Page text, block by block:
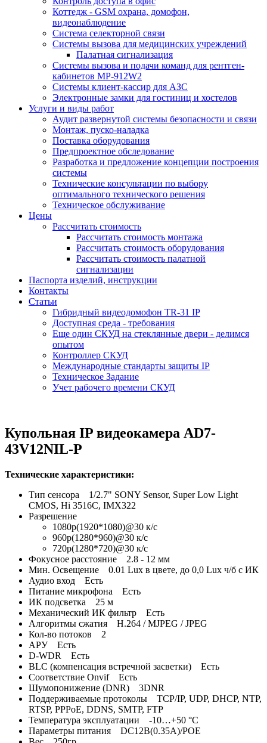
Коттедж - GSM охрана, домофон,
видеонаблюдение
Система селекторной связи
Системы вызова для медицинских учреждений
Палатная сигнализация
Системы вызова и подачи команд для рентген-
кабинетов MP-912W2
Системы клиент-кассир для АЗС
Электронные замки для гостиниц и хостелов
Услуги и виды работ
Аудит развернутой системы безопасности и связи
Монтаж, пуско-наладка
Поставка оборудования
Предпроектное обследование
Разработка и предложение концепции построения
системы
Технические консультации по выбору
оптимального технического решения
Техническое обслуживание
Цены
Рассчитать стоимость
Рассчитать стоимость монтажа
Рассчитать стоимость оборудования
Рассчитать стоимость палатной
сигнализации
Паспорта изделий, инструкции
Контакты
Статьи
Гибридный видеодомофон TR-31 IP
Доступная среда - требования
Еще один СКУД на стеклянные двери - делимся
опытом
Контроллер СКУД
Международные стандарты защиты IP
Техническое Задание
Учет рабочего времени СКУД
Купольная IP видеокамера AD7-
43V12NIL-P
Технические характеристики:
Тип сенсора 1/2.7" SONY Sensor, Super Low Light
CMOS, Hi 3516C, IMX322
Разрешение
1080p(1920*1080)@30 к/с
960p(1280*960)@30 к/с
720p(1280*720)@30 к/с
Фокусное расстояние 2.8 - 12 мм
Мин. Освещение 0.01 Lux в цвете, до 0,0 Lux ч/б с ИК
Аудио вход Есть
Питание микрофона Есть
ИК подсветка 25 м
Механический ИК фильтр Есть
Алгоритмы сжатия H.264 / MJPEG / JPEG
Кол-во потоков 2
АРУ Есть
D-WDR Есть
BLC (компенсация встречной засветки) Есть
Cоответствие Onvif Есть
Шумопонижение (DNR) 3DNR
Поддерживаемые протоколы TCP/IP, UDP, DHCP, NTP,
RTSP, PPPoE, DDNS, SMTP, FTP
Температура эксплуатации -10…+50 °С
Параметры питания DC12B(0.35A)/POE